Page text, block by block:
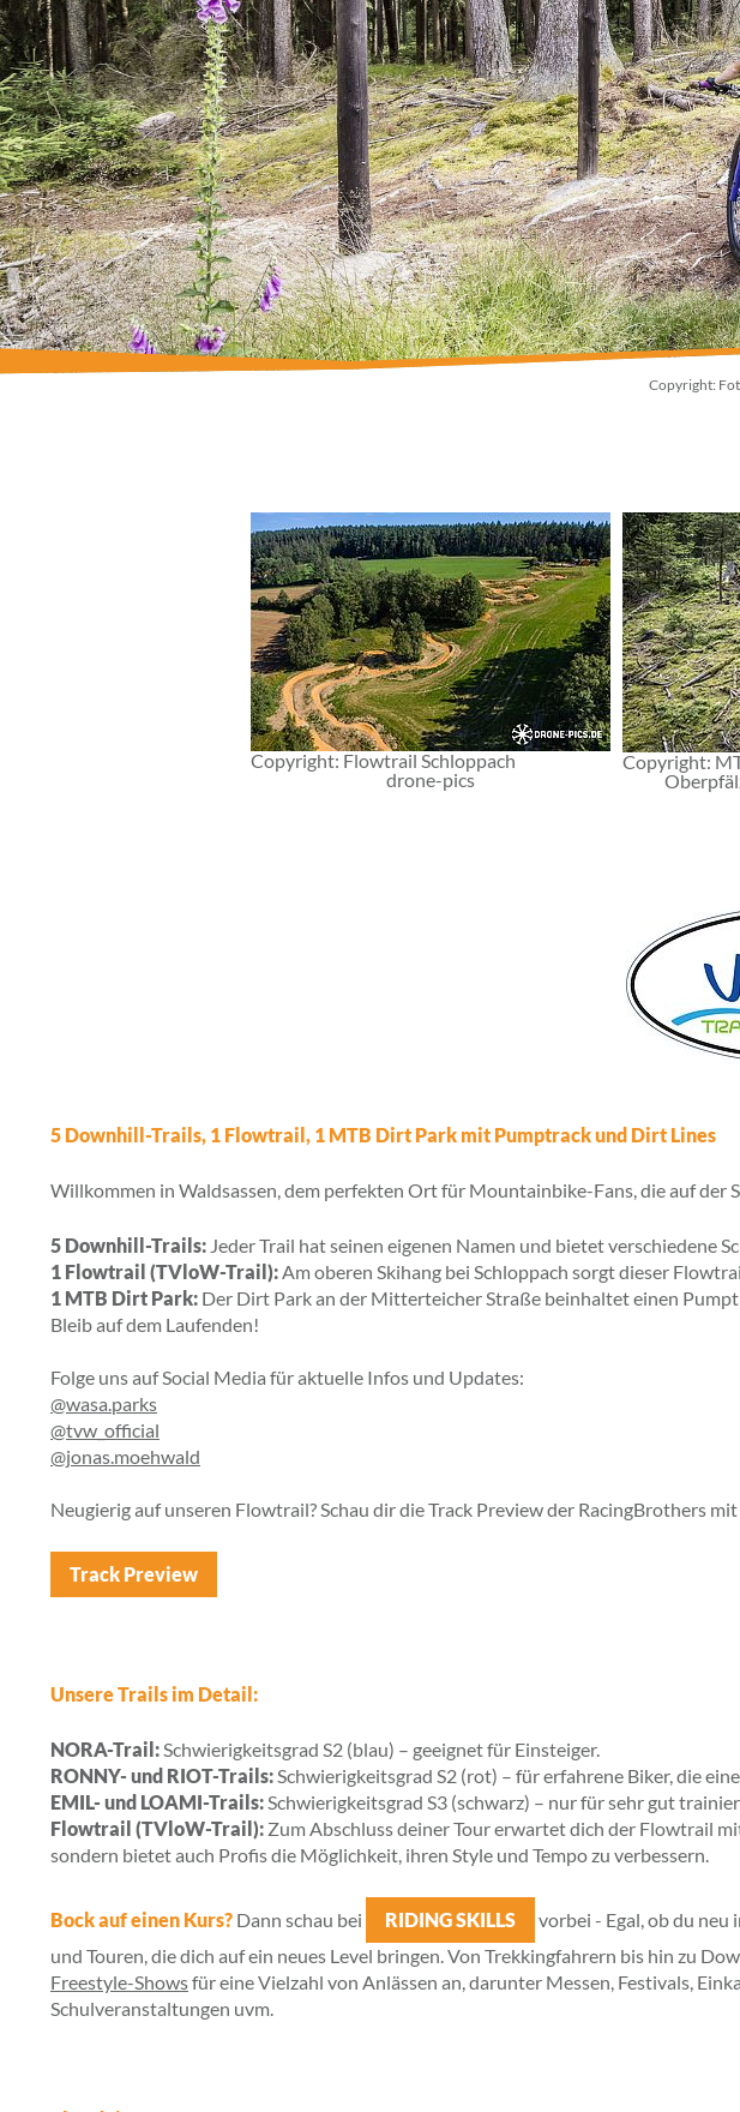
Copyright:
drone-pics
Copyright: Flowtrail Schloppach
Copyright:
5 Downhill-Trails, 1 Flowtrail, 1 MTB Dirt Park mit Pumptrack und Dirt Lines
Willkommen in Waldsassen, dem perfekten Ort für Mountainbike-Fans, die auf
5 Downhill-Trails: Jeder Trail hat seinen eigenen Namen und bietet verschiedene
1 Flowtrail (TVloW-Trail): Am oberen Skihang bei Schloppach sorgt dieser
1 MTB Dirt Park: Der Dirt Park an der Mitterteicher Straße beinhaltet einen
Bleib auf dem Laufenden!
Folge uns auf Social Media für aktuelle Infos und Updates:
@wasa.parks
@tvw_official
@jonas.moehwald
Neugierig auf unseren Flowtrail? Schau dir die Track Preview der RacingBrothers
Track Preview
Unsere Trails im Detail:
NORA-Trail: Schwierigkeitsgrad S2 (blau) – geeignet für Einsteiger.
RONNY- und RIOT-Trails: Schwierigkeitsgrad S2 (rot) – für erfahrene Biker, die
EMIL- und LOAMI-Trails: Schwierigkeitsgrad S3 (schwarz) – nur für sehr gut
Flowtrail (TVloW-Trail): Zum Abschluss deiner Tour erwartet dich der Flowtrail
sondern bietet auch Profis die Möglichkeit, ihren Style und Tempo zu verbessern.
Bock auf einen Kurs? Dann schau bei RIDING SKILLS
vorbei - Egal, ob du
und Touren, die dich auf ein neues Level bringen. Von Trekkingfahrern bis hin zu
Freestyle-Showsfür eine Vielzahl von Anlässen an, darunter Messen, Festivals,
Schulveranstaltungen uvm.